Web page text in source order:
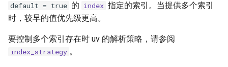
default = true 的 index 指定的索引。当提供多个索引
时，较早的值优先级更高。
要控制多个索引存在时 uv 的解析策略，请参阅
index_strategy 。